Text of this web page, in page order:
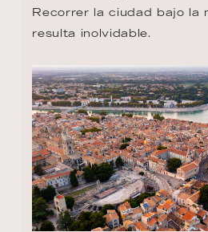
Recorrer la ciudad bajo la
resulta inolvidable.